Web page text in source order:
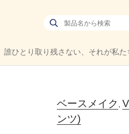
誰ひとり取り残さない、それが私た
ベースメイク ,
ンツ)